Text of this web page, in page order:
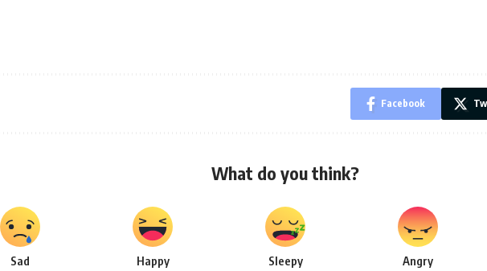
Facebook
What do you think?
Sad Happy Sleepy Angry